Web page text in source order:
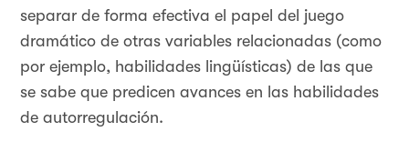
separar de forma efectiva el papel del juego
dramático de otras variables relacionadas (como
por ejemplo, habilidades lingüísticas) de las que
se sabe que predicen avances en las habilidades
de autorregulación.